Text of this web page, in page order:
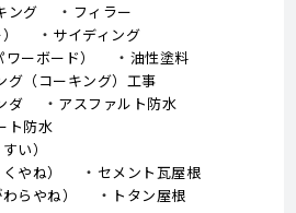
ング
フィラー
サイディング
ーボード）
油性塗料
グ（コーキング）工事
ダ
アスファルト防水
ト防水
い）
やね）
セメント瓦屋根
らやね）
トタン屋根